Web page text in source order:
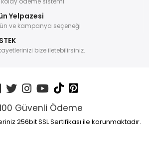
Yelpazesi
ve kampanya seçeneği
bize iletebilirsiniz.
Güvenli Ödeme
256bit SSL Sertifikası ile korunmaktadır.